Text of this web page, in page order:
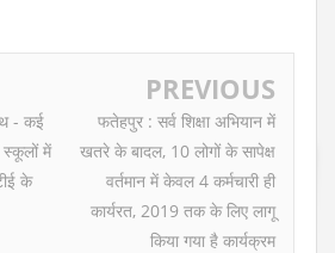
- कई
में
के
PREVIOUS
फतेहपुर : सर्व शिक्षा अभियान में
खतरे के बादल, 10 लोगों के सापेक्ष
वर्तमान में केवल 4 कर्मचारी ही
कार्यरत, 2019 तक के लिए लागू
किया गया है कार्यक्रम